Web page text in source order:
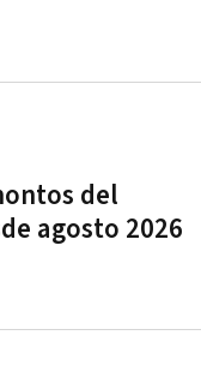
del
agosto 2026